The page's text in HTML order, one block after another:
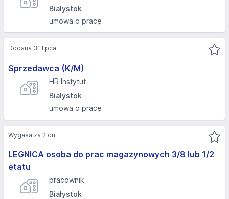
Białystok
umowa o pracę
Sprzedawca (K/M)
HR Instytut
Białystok
umowa o pracę
Dodana 31 lipca
LEGNICA osoba do prac magazynowych 3/8 lub 1/2
etatu
pracownik
Białystok
Wygasa za 2 dni